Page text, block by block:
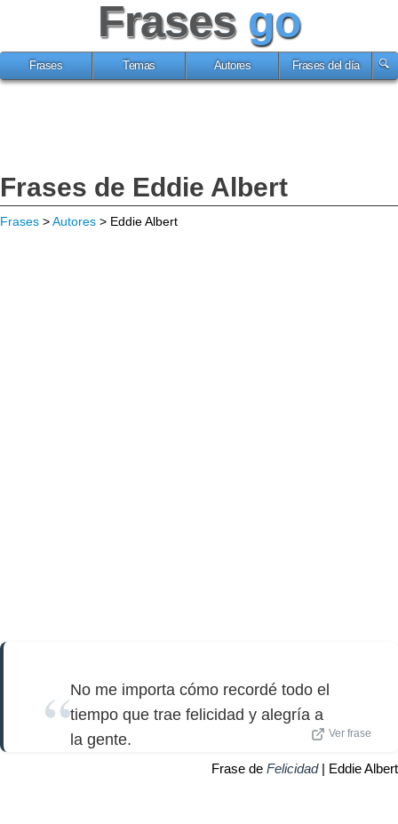
Frases go
Frases Temas Autores Frases del día
Frases de Eddie Albert
Frases >Autores > Eddie Albert
No me importa cómo recordé todo el
tiempo que trae felicidad y alegría a
la gente.
Ver frase
Frase de Felicidad| Eddie Albert